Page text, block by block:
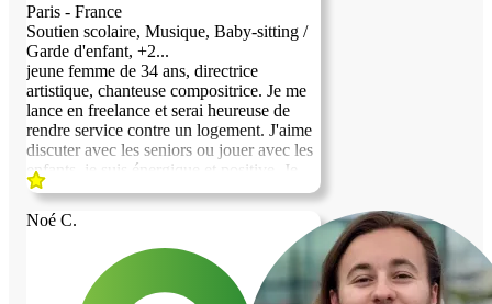
Paris - France
Soutien scolaire, Musique, Baby-sitting /
Garde d'enfant, +2...
jeune femme de 34 ans, directrice
artistique, chanteuse compositrice. Je me
lance en freelance et serai heureuse de
rendre service contre un logement. J'aime
discuter avec les seniors ou jouer avec les
enfants, je suis énergique et positive. Je
suis pratiquement bilingue en anglais,
ayant vécu 2 ans aux Etats Unis et 1 an à
Londres. Forte en langues et matières
littéraires si vos enfants ont besoin de
soutien scolaire. Je peux aussi donner des
cours de chant ou de production musicale,
Noé C.